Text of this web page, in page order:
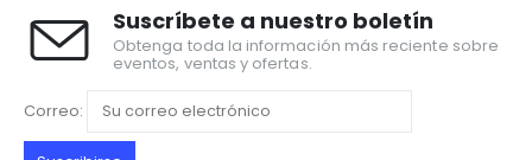
Suscríbete a nuestro boletín
Obtenga toda la información más reciente sobre
eventos, ventas y ofertas.
Correo: